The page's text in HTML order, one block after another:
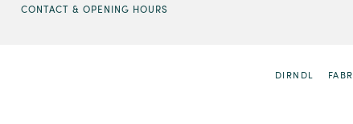
CONTACT & OPENING HOURS
DIRNDL